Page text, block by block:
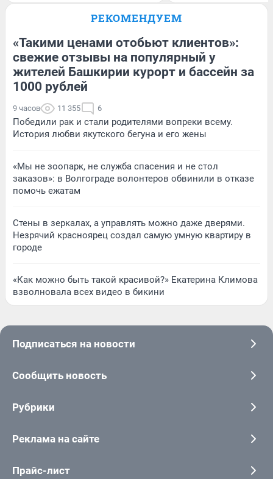
РЕКОМЕНДУЕМ
«Такими ценами отобьют клиентов»:
свежие отзывы на популярный у
жителей Башкирии курорт и бассейн за
1000 рублей
9 часов 11 355 6
Победили рак и стали родителями вопреки всему.
История любви якутского бегуна и его жены
«Мы не зоопарк, не служба спасения и не стол
заказов»: в Волгограде волонтеров обвинили в отказе
помочь ежатам
Стены в зеркалах, а управлять можно даже дверями.
Незрячий красноярец создал самую умную квартиру в
городе
«Как можно быть такой красивой?» Екатерина Климова
взволновала всех видео в бикини
Подписаться на новости
Сообщить новость
Рубрики
Реклама на сайте
Прайс-лист